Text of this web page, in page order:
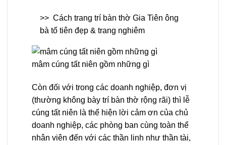
>> Cách trang trí bàn thờ Gia Tiên ông
bà tổ tiên đẹp & trang nghiêm
mâm cúng tất niên gồm những gì
Còn đối với trong các doanh nghiệp, đơn vị
(thường không bày trí bàn thờ rộng rãi) thì lễ
cúng tất niên là thể hiện lời cảm ơn của chủ
doanh nghiệp, các phòng ban cùng toàn thể
nhân viên đến với các thần linh như thần tài,